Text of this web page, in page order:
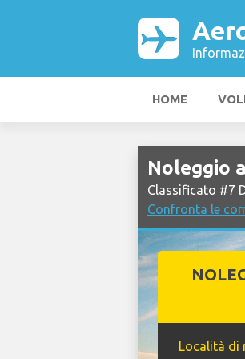
HOME
Noleggio
Classificato #7
Confronta le
Località di